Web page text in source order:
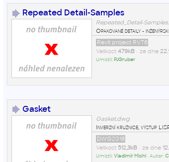
Repeated Detail-Samples
Repeated_Detail-
Opakované detaily -
Revit project RVT6
Velikost 479kB• ze dne
Umístil: PJGruber
Gasket
Gasket.dwg
Inverzní kružnice, výstup
DWG2018
Velikost 512,3kB• ze dne
Umístil:Vladimír Michl• Autor: